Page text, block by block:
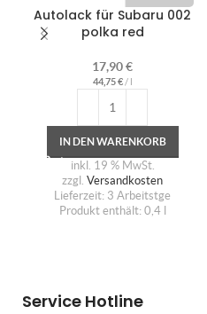
Autolack für Subaru 002
polka red
17,90€
44,75€/
IN DEN WARENKORB
inkl. 19 % MwSt.
zzgl. Versandkosten
Lieferzeit: 3 Arbeitstge
Produkt enthält: 0,4
Service Hotline